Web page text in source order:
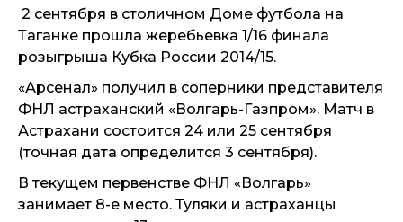
2 сентября в столичном Доме футбола на
Таганке прошла жеребьевка 1/16 финала
розыгрыша Кубка России 2014/15.
«Арсенал» получил в соперники представителя
ФНЛ астраханский «Волгарь-Газпром». Матч в
Астрахани состоится 24 или 25 сентября
(точная дата определится 3 сентября).
В текущем первенстве ФНЛ «Волгарь»
занимает 8-е место. Туляки и астраханцы